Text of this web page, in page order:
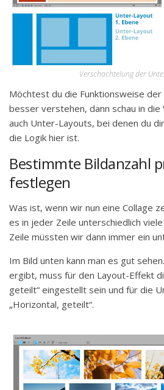
Verschachtelung der
Möchtest du die Funktionsweise der
besser verstehen, dann schau in die
auch Unter-Layouts, bei denen du
die Logik hier ist.
Bestimmte Bildanzahl
festlegen
Was ist, wenn wir nun eine Collage
es in jeder Zeile unterschiedlich
Zeile müssten wir dann immer ein
Im Bild unten kann man es gut
ergibt, muss für den Layout-Effekt
geteilt“ eingestellt sein und für die
„Horizontal, geteilt“.